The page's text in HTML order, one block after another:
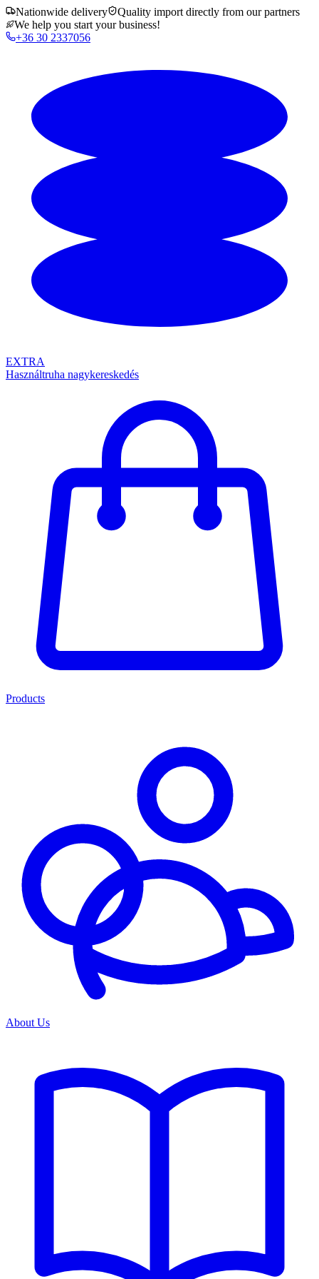
Nationwide delivery
Quality import directly from our partners
We help you start your business!
+36 30 2337056
EXTRA
Használtruha nagykereskedés
Products
About Us